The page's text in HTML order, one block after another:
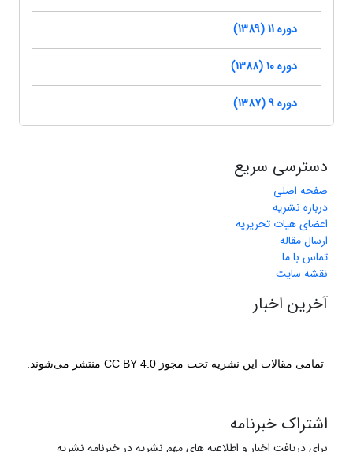
دوره 11 (1389)
دوره 10 (1388)
دوره 9 (1387)
دسترسی سریع
صفحه اصلی
درباره نشریه
اعضای هیات تحریریه
ارسال مقاله
تماس با ما
نقشه سایت
آخرین اخبار
تمامی مقالات این نشریه تحت مجوز CC BY 4.0 منتشر می‌شوند.
اشتراک خبرنامه
برای دریافت اخبار و اطلاعیه های مهم نشریه در خبرنامه نشریه